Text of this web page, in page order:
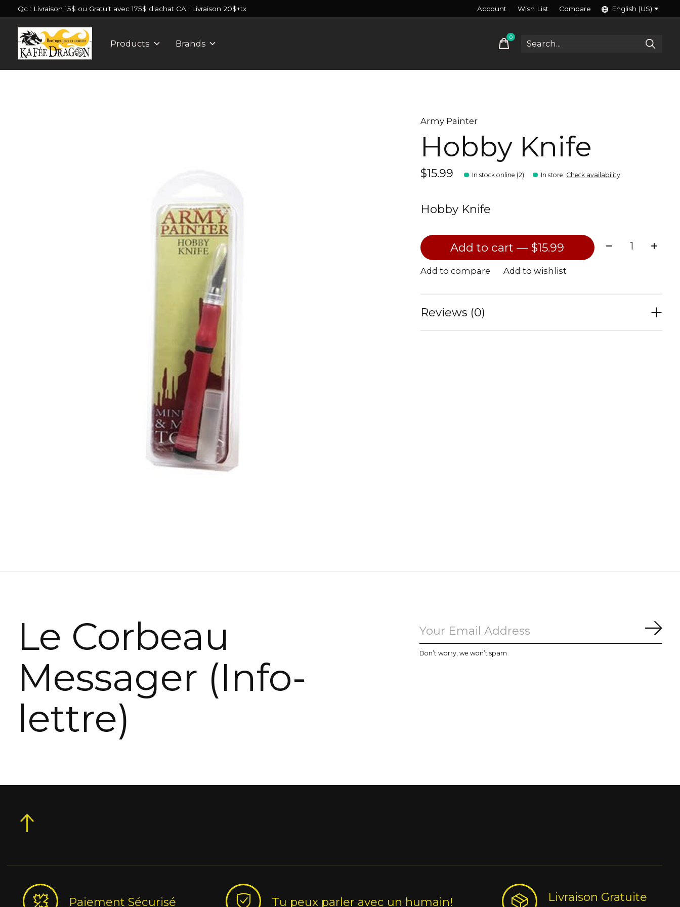
Qc : Livraison 15$ ou Gratuit avec 175$ d'achat CA : Livraison 20$+tx Account Wish List Compare English (US)
Products Brands
0items
Army Painter
Hobby Knife
$15.99 In stock online (2) In store: Check availability
Hobby Knife
Add to cart — $15.99 Quantity:
Add to compare Add to wishlist
Reviews (0)
Le Corbeau
Messager (Info-
lettre)
Don’t worry, we won’t spam
Paiement Sécurisé Tu peux parler avec un humain! Livraison Gratuite